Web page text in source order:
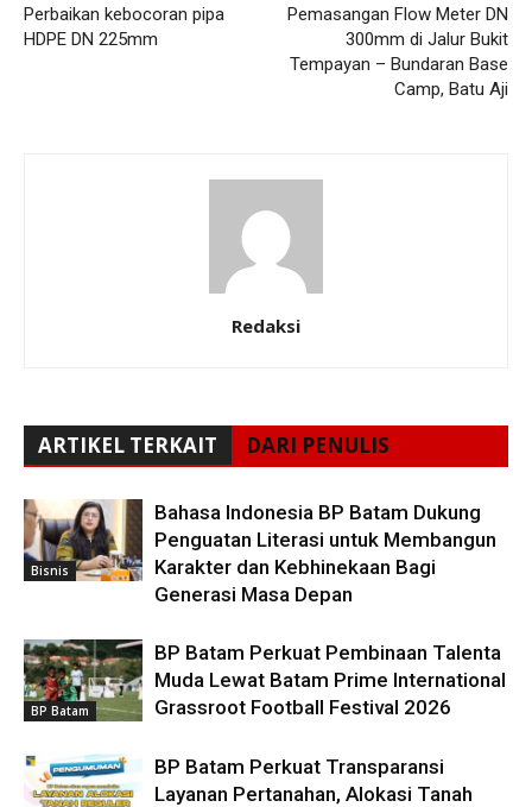
Perbaikan kebocoran pipa
HDPE DN 225mm
Pemasangan Flow Meter DN
300mm di Jalur Bukit
Tempayan – Bundaran Base
Camp, Batu Aji
Redaksi
ARTIKEL TERKAIT DARI PENULIS
Bisnis
Bahasa Indonesia BP Batam Dukung
Penguatan Literasi untuk Membangun
Karakter dan Kebhinekaan Bagi
Generasi Masa Depan
BP Batam
BP Batam Perkuat Pembinaan Talenta
Muda Lewat Batam Prime International
Grassroot Football Festival 2026
BP Batam Perkuat Transparansi
Layanan Pertanahan, Alokasi Tanah